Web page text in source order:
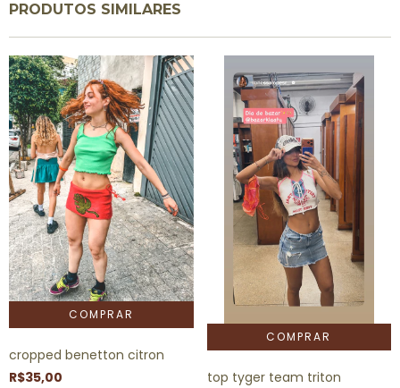
PRODUTOS SIMILARES
cropped benetton citron
R$35,00
top tyger team triton